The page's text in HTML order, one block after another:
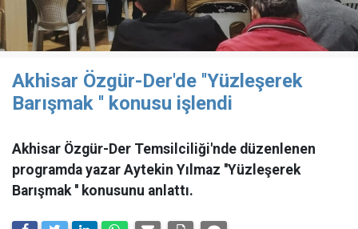
Akhisar Özgür-Der'de ''Yüzleşerek
Barışmak '' konusu işlendi
Akhisar Özgür-Der Temsilciliği'nde düzenlenen
programda yazar Aytekin Yılmaz ''Yüzleşerek
Barışmak '' konusunu anlattı.